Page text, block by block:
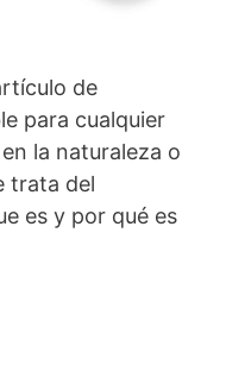
de
para cualquier
la naturaleza o
trata del
es y por qué es